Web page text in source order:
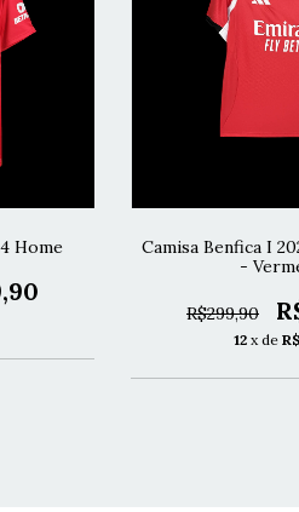
Home
Camisa Benfica I
-
R$299,90
12 x de